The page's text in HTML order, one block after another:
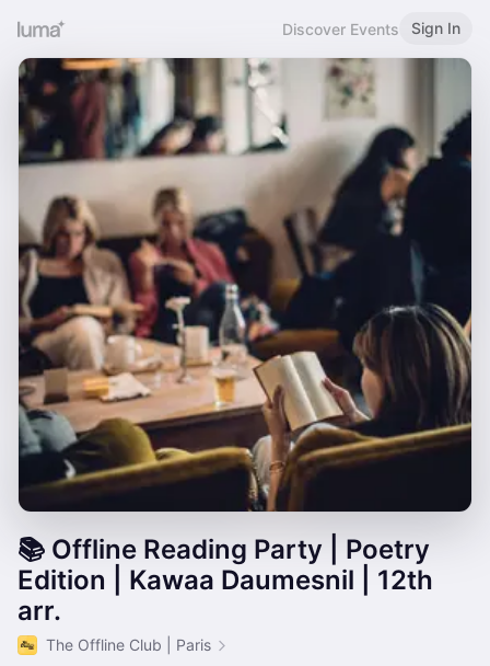
Discover Events Sign In
📚 Offline Reading Party | Poetry
Edition | Kawaa Daumesnil | 12th
arr.
The Offline Club | Paris